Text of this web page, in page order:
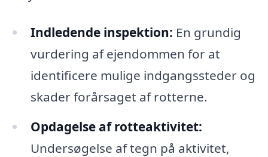
Indledende inspektion: En grundig
vurdering af ejendommen for at
identificere mulige indgangssteder og
skader forårsaget af rotterne.
Opdagelse af rotteaktivitet:
Undersøgelse af tegn på aktivitet,